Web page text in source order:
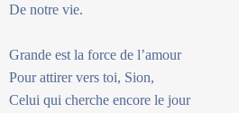
De notre vie.
Grande est la force de l’amour
Pour attirer vers toi, Sion,
Celui qui cherche encore le jour